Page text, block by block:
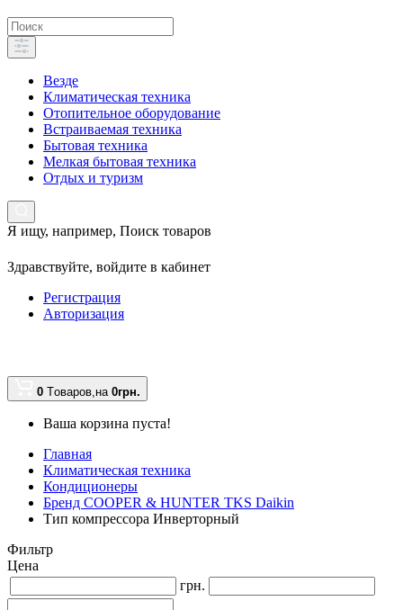
Везде
Климатическая техника
Отопительное оборудование
Встраиваемая техника
Бытовая техника
Мелкая бытовая техника
Отдых и туризм
Я ищу, например, Поиск товаров
Здравствуйте, войдите в кабинет
Регистрация
Авторизация
0 Tоваров,на 0грн.
Ваша корзина пуста!
Главная
Климатическая техника
Кондиционеры
Бренд COOPER & HUNTER TKS Daikin
Тип компрессора Инверторный
Фильтр
Цена
грн.